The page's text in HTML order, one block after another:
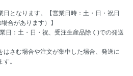
となります。【営業日時：土・日・祝日
合があります）】
日：土・日・祝、受注生産品除く)での発送
さむ場合や注文が集中した場合、発送に
。